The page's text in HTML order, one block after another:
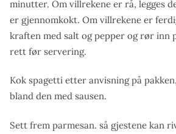
minutter. Om villrekene er rå, legges
er gjennomkokt. Om villrekene er
kraften med salt og pepper og rør inn
rett før servering.
Kok spagetti etter anvisning på
bland den med sausen.
Sett frem parmesan. så gjestene kan